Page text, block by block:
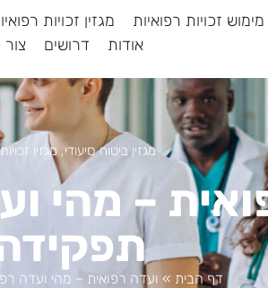
מימוש זכויות רפואיות מגזין זכויות
אודות
דרושים
מגזין ביטוח סיעודי,מגזין
– מהי
דף הבית » ועדה רפואית – מהי ועדה